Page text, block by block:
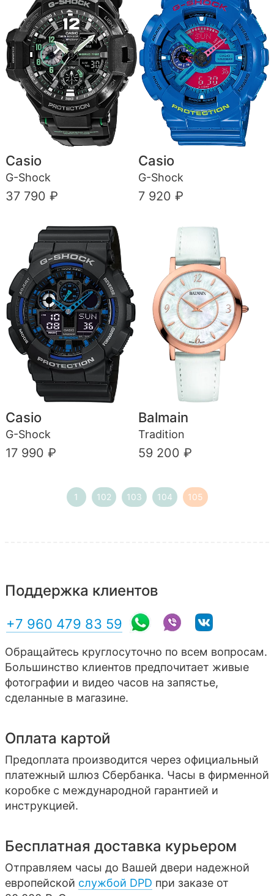
Casio
G-Shock
37 790 ₽
Casio
G-Shock
7 920 ₽
Casio
G-Shock
17 990 ₽
Balmain
Tradition
59 200 ₽
1 102 103 104 105
Поддержка клиентов
+7 960 479 83 59
Обращайтесь круглосуточно по всем вопросам.
Большинство клиентов предпочитает живые
фотографии и видео часов на запястье,
сделанные в магазине.
Оплата картой
Предоплата производится через официальный
платежный шлюз Сбербанка. Часы в фирменной
коробке с международной гарантией и
инструкцией.
Бесплатная доставка курьером
Отправляем часы до Вашей двери надежной
европейской службой DPD при заказе от